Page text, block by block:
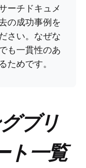
ーチドキュメ
の成功事例を
さい。なぜな
も一貫性のあ
ためです。
ブリ
ト一覧